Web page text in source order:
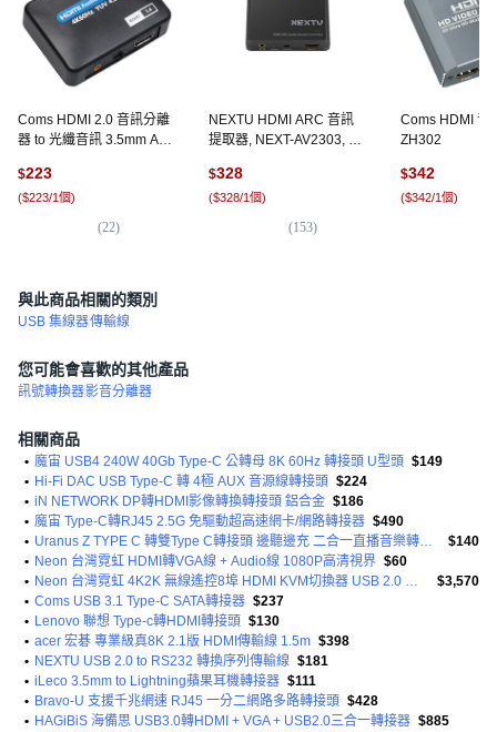
Coms HDMI 2.0 音訊分離
器 to 光纖音訊 3.5mm Aux
PCM, OU953
$223
($223/1個)
(22)
NEXTU HDMI ARC 音訊
提取器, NEXT-AV2303, 1
$328
($328/1個)
(153)
Coms HDMI 音
ZH302
$342
($342/1個)
與此商品相關的類別
USB 集線器傳輸線
您可能會喜歡的其他產品
訊號轉換器影音分離器
相關商品
• 魔宙 USB4 240W 40Gb Type-C 公轉母 8K 60Hz 轉接頭 U型頭 $149
• Hi-Fi DAC USB Type-C 轉 4極 AUX 音源線轉接頭 $224
• iN NETWORK DP轉HDMI影像轉換轉接頭 鋁合金 $186
• 魔宙 Type-C轉RJ45 2.5G 免驅動超高速網卡/網路轉接器 $490
•
Uranus Z TYPE C 轉雙Type C轉接頭 邊聽邊充 二合一直播音樂轉接頭
$140
• Neon 台灣霓虹 HDMI轉VGA線 + Audio線 1080P高清視界 $60
•
Neon 台灣霓虹 4K2K 無線遙控8埠 HDMI KVM切換器 USB 2.0 支援4K 60Hz 主機共用一套鍵鼠顯示器
$3,570
• Coms USB 3.1 Type-C SATA轉接器 $237
• Lenovo 聯想 Type-c轉HDMI轉接頭 $130
• acer 宏碁 專業級真8K 2.1版 HDMI傳輸線 1.5m $398
• NEXTU USB 2.0 to RS232 轉換序列傳輸線 $181
• iLeco 3.5mm to Lightning蘋果耳機轉接器 $111
• Bravo-U 支援千兆網速 RJ45 一分二網路多路轉接頭 $428
• HAGiBiS 海備思 USB3.0轉HDMI + VGA + USB2.0三合一轉接器 $885